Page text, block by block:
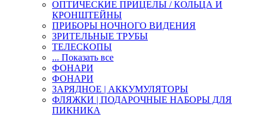
ОПТИЧЕСКИЕ ПРИЦЕЛЫ / КОЛЬЦА И
КРОНШТЕЙНЫ
ПРИБОРЫ НОЧНОГО ВИДЕНИЯ
ЗРИТЕЛЬНЫЕ ТРУБЫ
ТЕЛЕСКОПЫ
... Показать все
ФОНАРИ
ФОНАРИ
ЗАРЯДНОЕ | АККУМУЛЯТОРЫ
ФЛЯЖКИ | ПОДАРОЧНЫЕ НАБОРЫ ДЛЯ
ПИКНИКА